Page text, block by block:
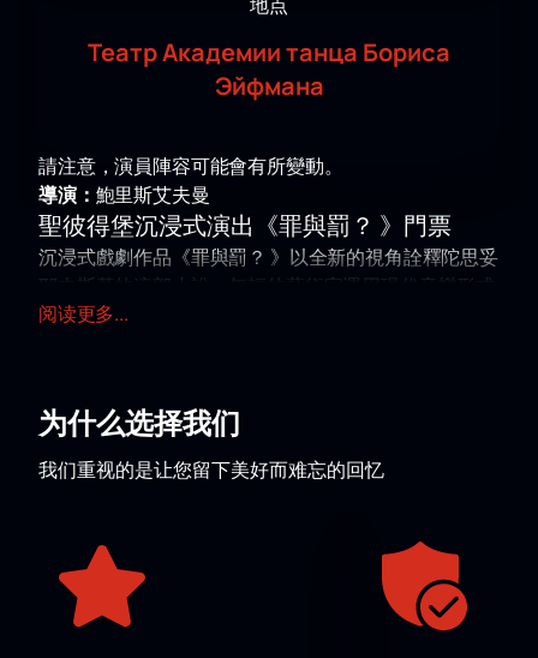
Театр Академии танца Бориса
Эйфмана
請注意，演員陣容可能會有所變動。
導演： 鮑里斯艾夫曼
聖彼得堡沉浸式演出《罪與罰？ 》門票
沉浸式戲劇作品《罪與罰？ 》以全新的視角詮釋陀思妥
耶夫斯基的這部小說。年輕的藝術家運用現代音樂形式
——饒舌和人聲，保留了作者的原著。這場演出獲得了
劇情
該演出以學生羅迪翁·拉斯柯爾尼科夫的故事為基礎，他
的內心掙扎，對話演變成帶有饒舌元素的音樂劇。
活動舉辦地點
演出在鮑里斯·艾夫曼芭蕾舞劇院舉行，地址：聖彼得
阅读更多...
为什么选择我们
我们重视的是让您留下美好而难忘的回忆